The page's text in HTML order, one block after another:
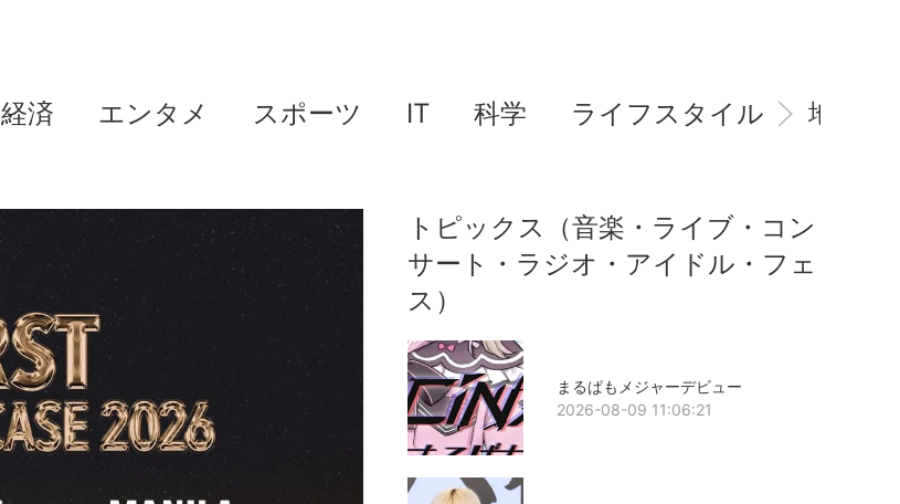
経済 エンタメ スポーツ IT 科学 ライフスタイル 地域情
トピックス（音楽・ライブ・コン
サート・ラジオ・アイドル・フェ
ス）
まるぱもメジャーデビュー
2026-08-09 11:06:21